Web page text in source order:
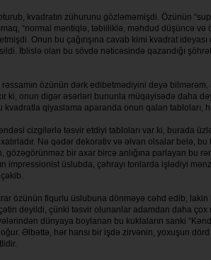
kvadratın zühurunu gözləmə­miş­di. Özünün
“normal mən­tiq­lə, təbiiliklə, məhdud düşüncə və
Onun bu ça­ğı­rışına cavab kimi kvadrat
İblislə olan bu sövdə nəticəsində qazandığı
rəssamın özünün dərk edibetmədiyini de­yə
ki, onun digər əsərləri bu­nunla müqayisədə daha
qiyas­lama apa­randa onun qalan tabloları,
cizgilərlə təsvir etdiyi tabloları var ki, burada
Nə qədər dekorativ və əlvan olsalar belə,
gözəgörünməz bir axar bir­cə anlığına parlayan bu
impressionist üslubda, çəhrayı tonlarda işlədiyi
özünün fiqurlu üslubuna dönməyə cəhd edib,
de­yil­di, çünki təsvir olunanlar adamdan daha
dünyaya boylanan bu kukla­la­rın sanki
Əlbəttə, hər hansı bir işdə zirvənin, yoxuşun